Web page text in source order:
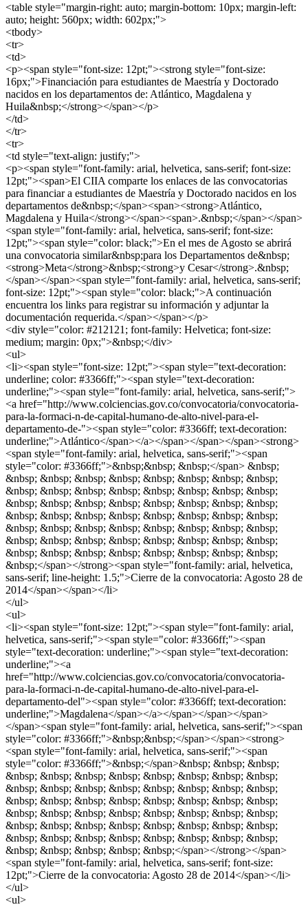
<table style="margin-right: auto; margin-bottom: 10px; margin-left:
auto; height: 560px; width: 602px;">
<tbody>
<tr>
<td>
<p><span style="font-size: 12pt;"><strong style="font-size:
16px;">Financiación para estudiantes de Maestría y Doctorado
nacidos en los departamentos de: Atlántico, Magdalena y
Huila&nbsp;</strong></span></p>
</td>
</tr>
<tr>
<td style="text-align: justify;">
<p><span style="font-family: arial, helvetica, sans-serif; font-size:
12pt;"><span>El CIIA comparte los enlaces de las convocatorias
para financiar a estudiantes de Maestría y Doctorado nacidos en los
departamentos de&nbsp;</span><span><strong>Atlántico,
Magdalena y Huila</strong></span><span>.&nbsp;</span></span>
<span style="font-family: arial, helvetica, sans-serif; font-size:
12pt;"><span style="color: black;">En el mes de Agosto se abrirá
una convocatoria similar&nbsp;para los Departamentos de&nbsp;
<strong>Meta</strong>&nbsp;<strong>y Cesar</strong>.&nbsp;
</span></span><span style="font-family: arial, helvetica, sans-serif;
font-size: 12pt;"><span style="color: black;">A continuación
encuentra los links para registrar su información y adjuntar la
documentación requerida.</span></span></p>
<div style="color: #212121; font-family: Helvetica; font-size:
medium; margin: 0px;">&nbsp;</div>
<ul>
<li><span style="font-size: 12pt;"><span style="text-decoration:
underline; color: #3366ff;"><span style="text-decoration:
underline;"><span style="font-family: arial, helvetica, sans-serif;">
<a href="http://www.colciencias.gov.co/convocatoria/convocatoria-
para-la-formaci-n-de-capital-humano-de-alto-nivel-para-el-
departamento-de-"><span style="color: #3366ff; text-decoration:
underline;">Atlántico</span></a></span></span></span><strong>
<span style="font-family: arial, helvetica, sans-serif;"><span
style="color: #3366ff;">&nbsp;&nbsp; &nbsp;</span> &nbsp;
&nbsp; &nbsp; &nbsp; &nbsp; &nbsp; &nbsp; &nbsp; &nbsp;
&nbsp; &nbsp; &nbsp; &nbsp; &nbsp; &nbsp; &nbsp; &nbsp;
&nbsp; &nbsp; &nbsp; &nbsp; &nbsp; &nbsp; &nbsp; &nbsp;
&nbsp; &nbsp; &nbsp; &nbsp; &nbsp; &nbsp; &nbsp; &nbsp;
&nbsp; &nbsp; &nbsp; &nbsp; &nbsp; &nbsp; &nbsp; &nbsp;
&nbsp; &nbsp; &nbsp; &nbsp; &nbsp; &nbsp; &nbsp; &nbsp;
&nbsp; &nbsp; &nbsp; &nbsp; &nbsp; &nbsp; &nbsp; &nbsp;
&nbsp;</span></strong><span style="font-family: arial, helvetica,
sans-serif; line-height: 1.5;">Cierre de la convocatoria: Agosto 28 de
2014</span></span></li>
</ul>
<ul>
<li><span style="font-size: 12pt;"><span style="font-family: arial,
helvetica, sans-serif;"><span style="color: #3366ff;"><span
style="text-decoration: underline;"><span style="text-decoration:
underline;"><a
href="http://www.colciencias.gov.co/convocatoria/convocatoria-
para-la-formaci-n-de-capital-humano-de-alto-nivel-para-el-
departamento-del"><span style="color: #3366ff; text-decoration:
underline;">Magdalena</span></a></span></span></span>
</span><span style="font-family: arial, helvetica, sans-serif;"><span
style="color: #3366ff;">&nbsp;&nbsp;</span></span><strong>
<span style="font-family: arial, helvetica, sans-serif;"><span
style="color: #3366ff;">&nbsp;</span>&nbsp; &nbsp; &nbsp;
&nbsp; &nbsp; &nbsp; &nbsp; &nbsp; &nbsp; &nbsp; &nbsp;
&nbsp; &nbsp; &nbsp; &nbsp; &nbsp; &nbsp; &nbsp; &nbsp;
&nbsp; &nbsp; &nbsp; &nbsp; &nbsp; &nbsp; &nbsp; &nbsp;
&nbsp; &nbsp; &nbsp; &nbsp; &nbsp; &nbsp; &nbsp; &nbsp;
&nbsp; &nbsp; &nbsp; &nbsp; &nbsp; &nbsp; &nbsp; &nbsp;
&nbsp; &nbsp; &nbsp; &nbsp; &nbsp; &nbsp; &nbsp; &nbsp;
&nbsp; &nbsp; &nbsp; &nbsp; &nbsp;</span></strong></span>
<span style="font-family: arial, helvetica, sans-serif; font-size:
12pt;">Cierre de la convocatoria: Agosto 28 de 2014</span></li>
</ul>
<ul>